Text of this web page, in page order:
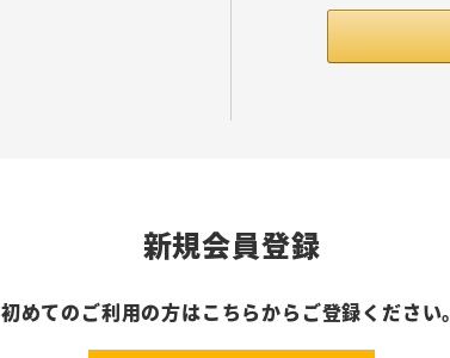
新規会員登録
初めてのご利用の方はこちらからご登録ください。